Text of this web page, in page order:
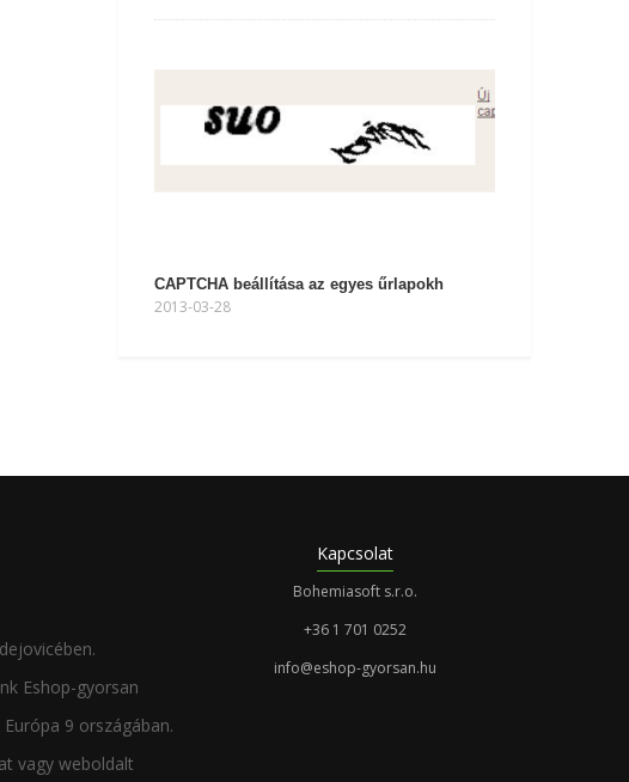
CAPTCHA beállítása az egyes űrlapokh
2013-03-28
Eshop-gyorsan
9 országában.
vagy weboldalt
Kapcsolat
Bohemiasoft s.r.o.
+36 1 701 0252
info@eshop-gyorsan.hu